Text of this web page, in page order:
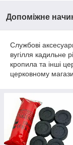
Допоміжне
Службові
вугілля кадильне
кропила та інші
церковному